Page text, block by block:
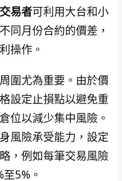
易者可利用大台和小
同月份合約的價差，
操作。
圍尤為重要。由於價
設定止損點以避免重
位以減少集中風險。
風險承受能力，設定
，例如每筆交易風險
5%。